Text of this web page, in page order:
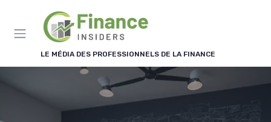
LE MÉDIA DES PROFESSIONNELS DE LA FINANCE